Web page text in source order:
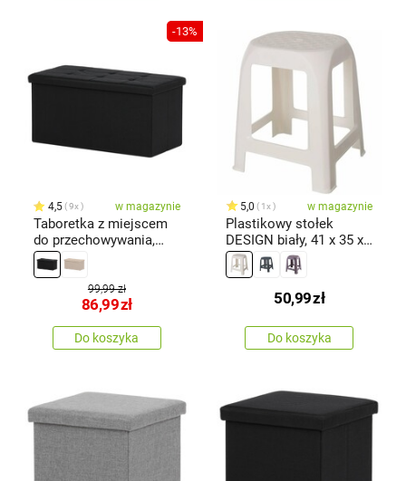
-13%
4,5 9x w magazynie
Taboretka z miejscem
do przechowywania,
czarna, 76x 37 x 37 cm
99,99 zł
86,99zł
Do koszyka
5,0 1x w magazynie
Plastikowy stołek
DESIGN biały, 41 x 35 x
46 cm
50,99zł
Do koszyka